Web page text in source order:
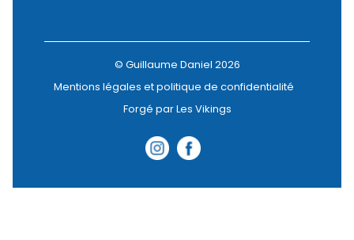
© Guillaume Daniel 2026
Mentions légales et politique de confidentialité
Forgé par Les Vikings